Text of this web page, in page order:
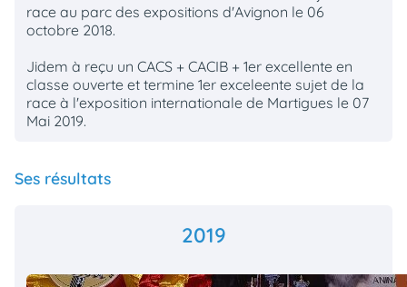
race au parc des expositions d'Avignon le 06
octobre 2018.
Jidem à reçu un CACS + CACIB + 1er excellente en
classe ouverte et termine 1er exceleente sujet de la
race à l'exposition internationale de Martigues le 07
Mai 2019.
Ses résultats
2019